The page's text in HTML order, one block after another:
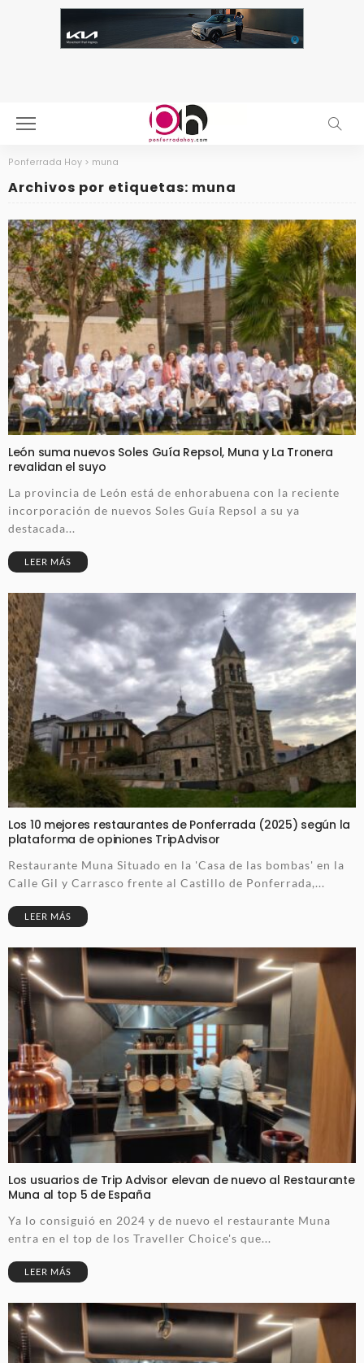
Ponferrada Hoy > muna
Archivos por etiquetas: muna
León suma nuevos Soles Guía Repsol, Muna y La Tronera
revalidan el suyo
La provincia de León está de enhorabuena con la reciente
incorporación de nuevos Soles Guía Repsol a su ya
destacada...
LEER MÁS
Los 10 mejores restaurantes de Ponferrada (2025) según la
plataforma de opiniones TripAdvisor
Restaurante Muna Situado en la 'Casa de las bombas' en la
Calle Gil y Carrasco frente al Castillo de Ponferrada,...
LEER MÁS
Los usuarios de Trip Advisor elevan de nuevo al Restaurante
Muna al top 5 de España
Ya lo consiguió en 2024 y de nuevo el restaurante Muna
entra en el top de los Traveller Choice's que...
LEER MÁS